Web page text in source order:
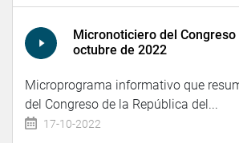
Micronoticiero del Congreso
octubre de 2022
Microprograma informativo que
del Congreso de la República del...
17-10-2022